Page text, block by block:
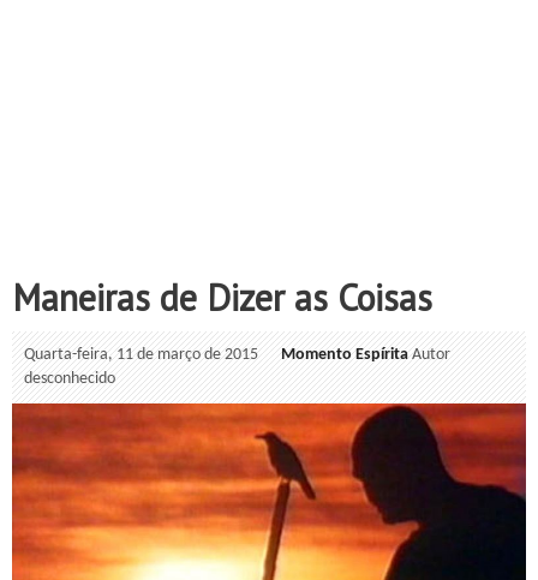
Maneiras de Dizer as Coisas
Quarta-feira, 11 de março de 2015 Momento Espírita Autor
desconhecido